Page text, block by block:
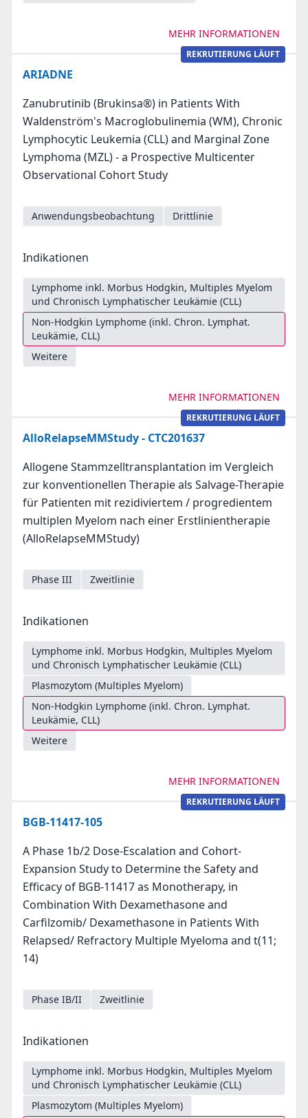
MEHR INFORMATIONEN
REKRUTIERUNG LÄUFT
ARIADNE
Zanubrutinib (Brukinsa®) in Patients With
Waldenström's Macroglobulinemia (WM), Chronic
Lymphocytic Leukemia (CLL) and Marginal Zone
Lymphoma (MZL) - a Prospective Multicenter
Observational Cohort Study
Anwendungsbeobachtung Drittlinie
Indikationen
Lymphome inkl. Morbus Hodgkin, Multiples Myelom
und Chronisch Lymphatischer Leukämie (CLL)
Non-Hodgkin Lymphome (inkl. Chron. Lymphat.
Leukämie, CLL)
Weitere
MEHR INFORMATIONEN
REKRUTIERUNG LÄUFT
AlloRelapseMMStudy - CTC201637
Allogene Stammzelltransplantation im Vergleich
zur konventionellen Therapie als Salvage-Therapie
für Patienten mit rezidiviertem / progredientem
multiplen Myelom nach einer Erstlinientherapie
(AlloRelapseMMStudy)
Phase III Zweitlinie
Indikationen
Lymphome inkl. Morbus Hodgkin, Multiples Myelom
und Chronisch Lymphatischer Leukämie (CLL)
Plasmozytom (Multiples Myelom)
Non-Hodgkin Lymphome (inkl. Chron. Lymphat.
Leukämie, CLL)
Weitere
MEHR INFORMATIONEN
REKRUTIERUNG LÄUFT
BGB-11417-105
A Phase 1b/2 Dose-Escalation and Cohort-
Expansion Study to Determine the Safety and
Efficacy of BGB-11417 as Monotherapy, in
Combination With Dexamethasone and
Carfilzomib/ Dexamethasone in Patients With
Relapsed/ Refractory Multiple Myeloma and t(11;
14)
Phase IB/II Zweitlinie
Indikationen
Lymphome inkl. Morbus Hodgkin, Multiples Myelom
und Chronisch Lymphatischer Leukämie (CLL)
Plasmozytom (Multiples Myelom)